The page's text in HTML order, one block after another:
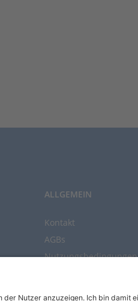
ALLGEMEIN
Kontakt
AGBs
Nutzungsbedingungen